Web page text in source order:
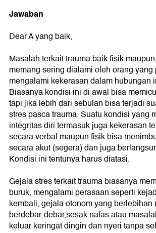
Jawaban
Dear A yang baik,
Masalah terkait trauma baik fisik
memang sering dialami oleh orang yang
mengalami kekerasan dalam hubungan
Biasanya kondisi ini di awal bisa
tapi jika lebih dari sebulan bisa terjadi
stres pasca trauma. Suatu kondisi yang
integritas diri termasuk juga kekerasan
secara verbal maupun fisik bisa
secara akut (segera) dan juga
Kondisi ini tentunya harus diatasi.
Gejala stres terkait trauma biasanya
buruk, mengalami perasaan seperti
kembali, gejala otonom yang berlebihan
berdebar-debar,sesak nafas atau
keluar keringat dingin dan nyeri tanpa